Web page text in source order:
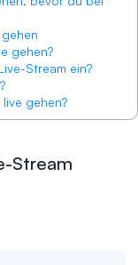
gehen?
Stream ein?
gehen?
Stream